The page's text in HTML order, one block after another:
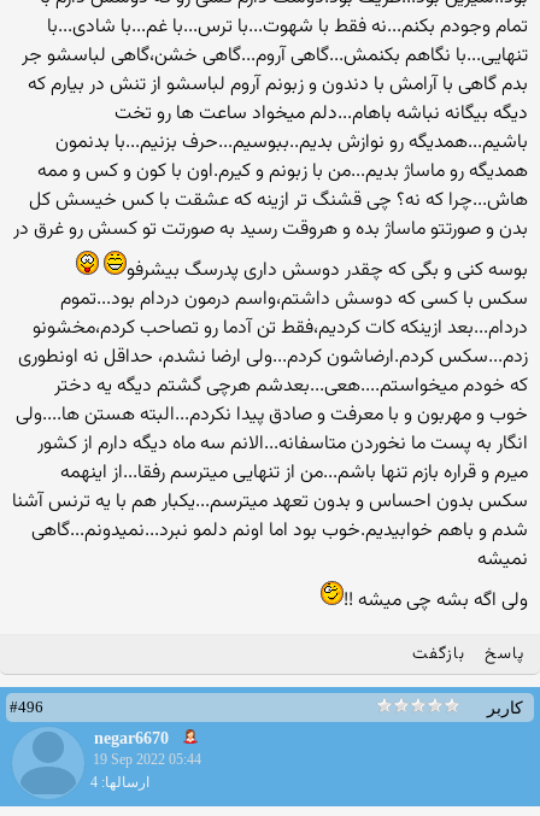
تمام وجودم بکنم...نه فقط با شهوت...با ترس...با غم...با شادی...با
تنهایی...با نگاهم بکنمش...گاهی آروم...گاهی خشن،گاهی لباسشو جر
بدم گاهی با آرامش با دندون و زبونم آروم لباسشو از تنش در بیارم که
دیگه بیگانه نباشه باهام...دلم میخواد ساعت ها رو تخت
باشیم...همدیگه رو نوازش بدیم..ببوسیم...حرف بزنیم...با بدنمون
همدیگه رو ماساژ بدیم...من با زبونم و کیرم.اون با کون و کس و ممه
هاش...چرا که نه؟ چی قشنگ تر ازینه که عشقت با کس خیسش کل
بدن و صورتتو ماساژ بده و هروقت رسید به صورتت تو کسش رو غرق در
بوسه کنی و بگی که چقدر دوسش داری پدرسگ بیشرفو
سکس با کسی که دوسش داشتم،واسم درمون دردام بود...تموم
دردام...بعد ازینکه کات کردیم،فقط تن آدما رو تصاحب کردم،مخشونو
زدم...سکس کردم.ارضاشون کردم...ولی ارضا نشدم، حداقل نه اونطوری
که خودم میخواستم....هعی...بعدشم هرچی گشتم دیگه یه دختر
خوب و مهربون و با معرفت و صادق پیدا نکردم...البته هستن ها....ولی
انگار به پست ما نخوردن متاسفانه...الانم سه ماه دیگه دارم از کشور
میرم و قراره بازم تنها باشم...من از تنهایی میترسم رفقا...از اینهمه
سکس بدون احساس و بدون تعهد میترسم...یکبار هم با یه ترنس آشنا
شدم و باهم خوابیدیم.خوب بود اما اونم دلمو نبرد...نمیدونم...گاهی
نمیشه
ولی اگه بشه چی میشه !!
پاسخ بازگفت
کاربر
#496
negar6670
19 Sep 2022 05:44
ارسالها: 4